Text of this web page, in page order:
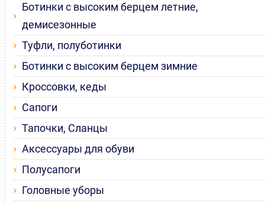
Ботинки с высоким берцем летние,
демисезонные
Туфли, полуботинки
Ботинки с высоким берцем зимние
Кроссовки, кеды
Сапоги
Тапочки, Сланцы
Аксессуары для обуви
Полусапоги
Головные уборы